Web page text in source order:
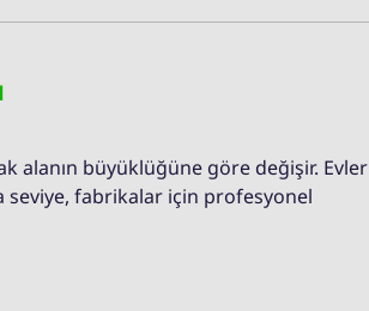
alanın büyüklüğüne göre değişir. Evler
fabrikalar için profesyonel